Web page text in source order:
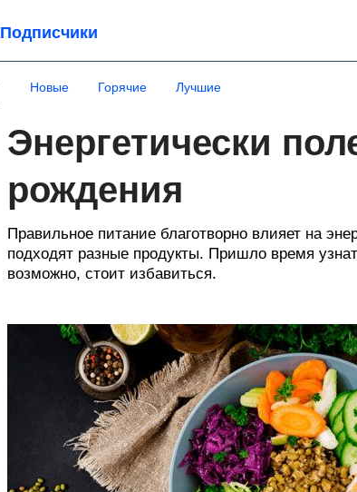
Подписчики
Новые Горячие Лучшие
Энергетически
рождения
Правильное питание благотворно влияет на
подходят разные продукты. Пришло время
возможно, стоит избавиться.